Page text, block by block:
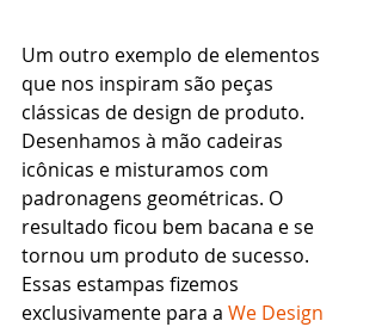
Um outro exemplo de elementos
que nos inspiram são peças
clássicas de design de produto.
Desenhamos à mão cadeiras
icônicas e misturamos com
padronagens geométricas. O
resultado ficou bem bacana e se
tornou um produto de sucesso.
Essas estampas fizemos
exclusivamente para a We Design